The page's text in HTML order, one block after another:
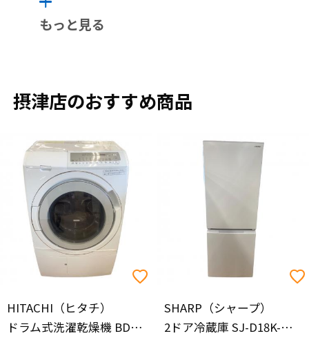
もっと見る
摂津店のおすすめ商品
HITACHI（ヒタチ）
ドラム式洗濯乾燥機 BD-SG110JL 2023年製 74
SHARP（シャープ）
2ドア冷蔵庫 SJ-D18K-W 2024年製 135 179L